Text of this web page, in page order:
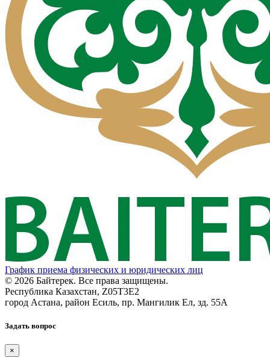
График приема физических и юридических лиц
© 2026 Байтерек. Все права защищены.
Республика Казахстан, Z05T3E2
город Астана, район Есиль, пр. Мангилик Ел, зд. 55А
Задать вопрос
×